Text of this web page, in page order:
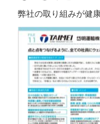
弊社の取り組みが健